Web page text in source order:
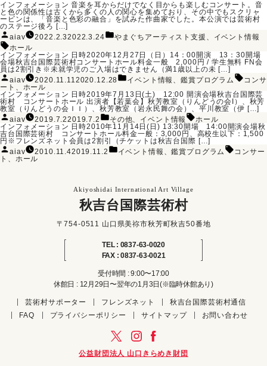
インフォメーション 音楽を耳からだけでなく目からも楽しむコンサート。音
と色の関係性は古くから多くの人の関心を集めており、その中でもスクリャ
ービンは、「音楽と色彩の融合」を試みた作曲家でした。本公演では芸術村
のステージ後ろ […]
投
稿
者:
aiav 2022.2.32022.3.24
カ
テ
リ
ー:
やまぐちアーティスト支援 、 イベント情報
タ
グ:
ホール
インフォメーション 日時2020年12月27日（日）14：00開演 13：30開場
会場秋吉台国際芸術村コンサートホール料金一般 2,000円 / 学生無料 FN会
員は2割引き※未就学児のご入場はできません（満1歳以上の未 […]
投
稿
者:
aiav 2020.11.112020.12.28
カ
テ
ゴ
リ
ー:
イベント情報 、鑑賞プログラム
タ
グ:
コンサ
ート 、 ホール
インフォメーション 日時2019年7月13日(土) 12:00 開演会場秋吉台国際芸
術村 コンサートホール 出演者【若葉会】秋芳教室（りんどうの会I）、秋芳
教室（りんどうの会ＩＩ）、秋芳教室（岩永民舞の会）、平川教室（伊 […]
投
稿
者:
aiav 2019.7.22019.7.2
カ
テ
ゴ
リ
ー:
その他、 イベント情報
タ
グ:
ホール
インフォメーション 日時2010年11月14日(日) 13:30開場 14:00開演会場秋
吉台国際芸術村 コンサートホール料金一般：3,000円、高校生以下：1,500
円※フレンズネット会員は2割引（チケットは秋吉台国際 […]
投
稿
者:
aiav 2010.11.42019.11.2
カ
テイベント情報 、鑑賞プログラム
グ:
コンサー
ト 、 ホール
Akiyoshidai International Art Village
秋吉台国際芸術村
〒754-0511 山口県美祢市秋芳町秋吉50番地
TEL : 0837-63-0020
FAX : 0837-63-0021
受付時間 : 9:00〜17:00
休館日 : 12月29日〜翌年の1月3日(※臨時休館あり)
芸術村サポーター フレンズネット
秋吉台国際芸術村通信
FAQ
プライバシーポリシー サイトマップ お問い合わせ
公益財団法人 山口きらめき財団